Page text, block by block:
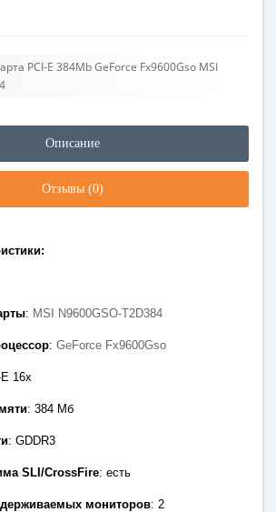
PCI-E 384Mb GeForce Fx9600Gso MSI
Описание
Отзывы (0)
: MSI N9600GSO-T2D384
: GeForce Fx9600Gso
16x
: 384 Мб
: GDDR3
SLI/CrossFire: есть
мониторов: 2